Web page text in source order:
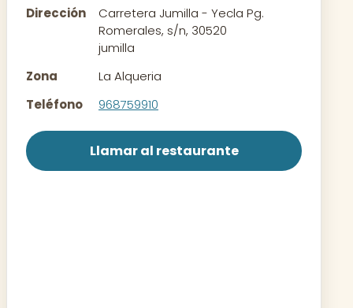
Recetas
Dirección
Carretera Jumilla - Yecla Pg.
Romerales, s/n, 30520
jumilla
Zona
La Alqueria
Teléfono
968759910
Llamar al restaurante